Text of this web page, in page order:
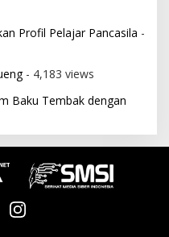
Profil Pelajar Pancasila -
- 4,183 views
Baku Tembak dengan